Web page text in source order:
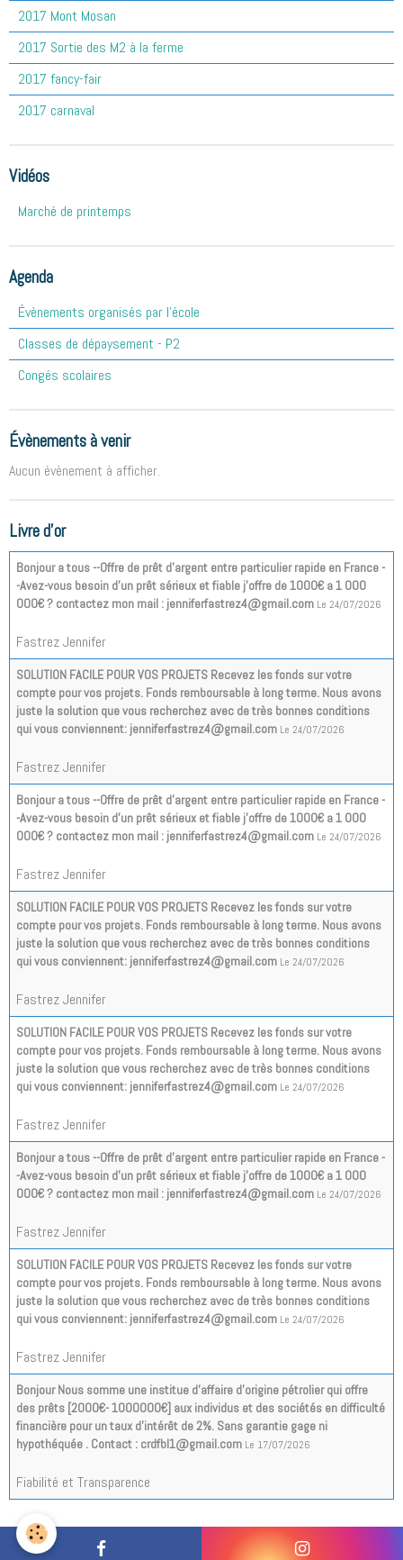
2017 Mont Mosan
2017 Sortie des M2 à la ferme
2017 fancy-fair
2017 carnaval
Vidéos
Marché de printemps
Agenda
Évènements organisés par l'école
Classes de dépaysement - P2
Congés scolaires
Évènements à venir
Aucun évènement à afficher.
Livre d'or
Bonjour a tous --Offre de prêt d'argent entre particulier rapide en France -
-Avez-vous besoin d'un prêt sérieux et fiable j'offre de 1000€ a 1 000
000€ ? contactez mon mail : jenniferfastrez4@gmail.com Le 24/07/2026
Fastrez Jennifer
SOLUTION FACILE POUR VOS PROJETS Recevez les fonds sur votre
compte pour vos projets. Fonds remboursable à long terme. Nous avons
juste la solution que vous recherchez avec de très bonnes conditions
qui vous conviennent: jenniferfastrez4@gmail.com Le 24/07/2026
Fastrez Jennifer
Bonjour a tous --Offre de prêt d'argent entre particulier rapide en France -
-Avez-vous besoin d'un prêt sérieux et fiable j'offre de 1000€ a 1 000
000€ ? contactez mon mail : jenniferfastrez4@gmail.com Le 24/07/2026
Fastrez Jennifer
SOLUTION FACILE POUR VOS PROJETS Recevez les fonds sur votre
compte pour vos projets. Fonds remboursable à long terme. Nous avons
juste la solution que vous recherchez avec de très bonnes conditions
qui vous conviennent: jenniferfastrez4@gmail.com Le 24/07/2026
Fastrez Jennifer
SOLUTION FACILE POUR VOS PROJETS Recevez les fonds sur votre
compte pour vos projets. Fonds remboursable à long terme. Nous avons
juste la solution que vous recherchez avec de très bonnes conditions
qui vous conviennent: jenniferfastrez4@gmail.com Le 24/07/2026
Fastrez Jennifer
Bonjour a tous --Offre de prêt d'argent entre particulier rapide en France -
-Avez-vous besoin d'un prêt sérieux et fiable j'offre de 1000€ a 1 000
000€ ? contactez mon mail : jenniferfastrez4@gmail.com Le 24/07/2026
Fastrez Jennifer
SOLUTION FACILE POUR VOS PROJETS Recevez les fonds sur votre
compte pour vos projets. Fonds remboursable à long terme. Nous avons
juste la solution que vous recherchez avec de très bonnes conditions
qui vous conviennent: jenniferfastrez4@gmail.com Le 24/07/2026
Fastrez Jennifer
Bonjour Nous somme une institue d’affaire d’origine pétrolier qui offre
des prêts [2000€- 1000000€] aux individus et des sociétés en difficulté
financière pour un taux d'intérêt de 2%. Sans garantie gage ni
hypothéquée . Contact : crdfbl1@gmail.com Le 17/07/2026
Fiabilité et Transparence
Tous les messages